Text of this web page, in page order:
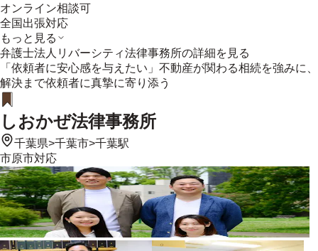
オンライン相談可
全国出張対応
もっと見る
弁護士法人リバーシティ法律事務所の詳細を見る
「依頼者に安心感を与えたい」不動産が関わる相続を強みに、
解決まで依頼者に真摯に寄り添う
しおかぜ法律事務所
千葉県>千葉市>千葉駅
市原市対応